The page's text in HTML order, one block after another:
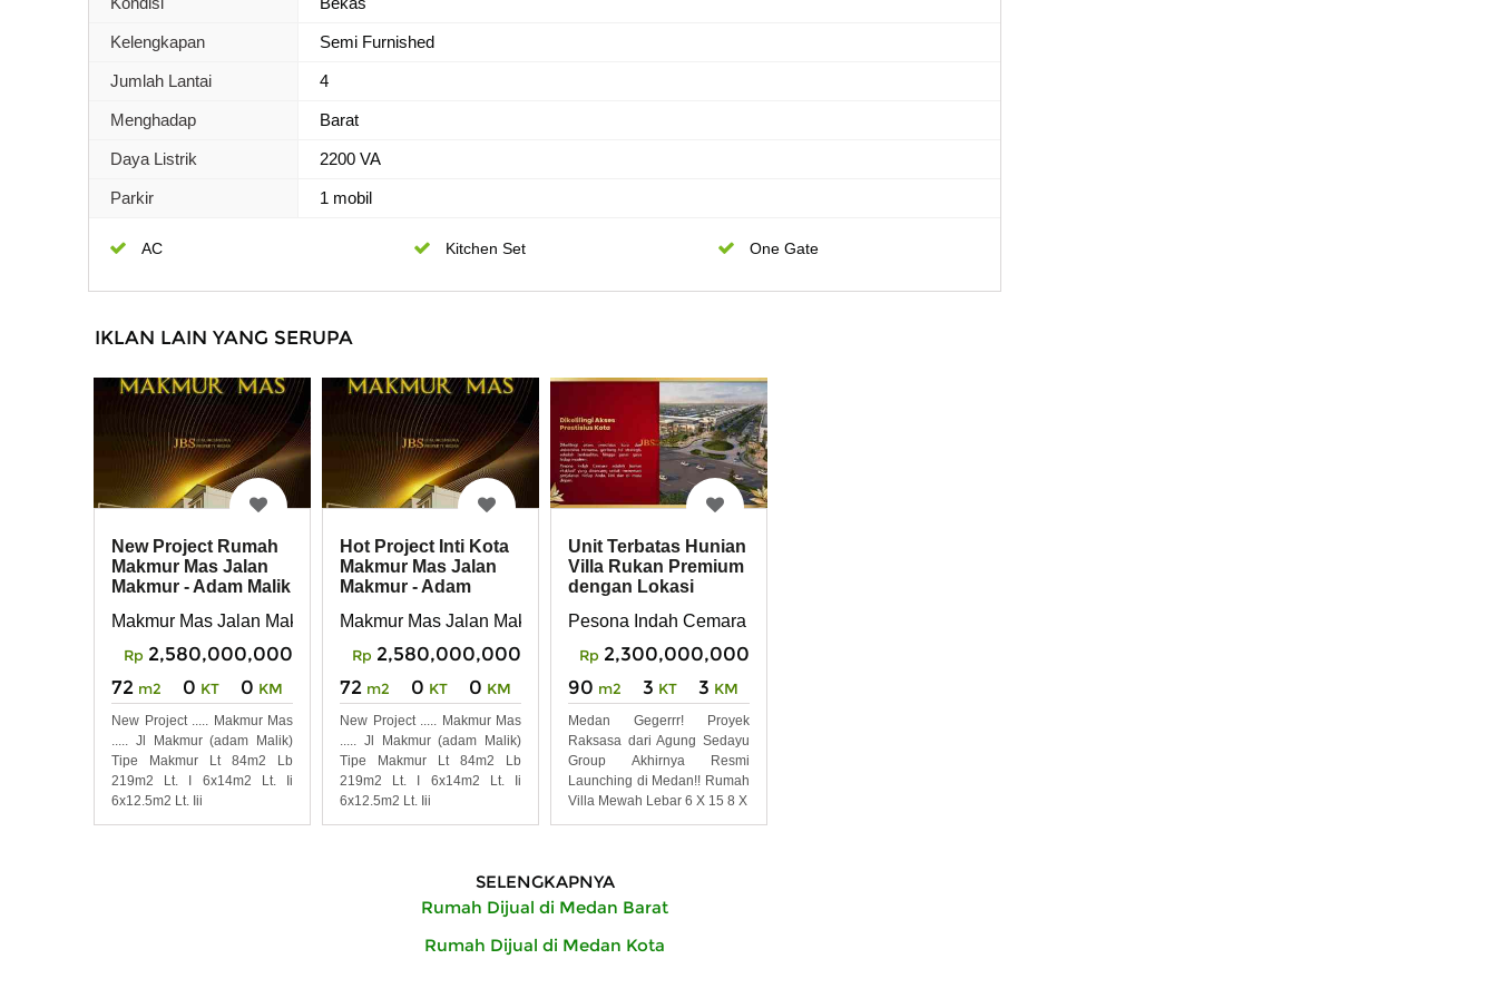
Kelengkapan Semi Furnished
Jumlah Lantai 4
Menghadap Barat
Daya Listrik 2200 VA
Parkir 1 mobil
AC Kitchen Set One Gate
IKLAN LAIN YANG SERUPA
New Project Rumah
Makmur Mas Jalan
Makmur - Adam Malik
Makmur Mas Jalan Makmur Adam Malik
Rp 2,580,000,000
72 m2 0 KT 0 KM
New Project ..... Makmur Mas
..... Jl Makmur (adam Malik)
Tipe Makmur Lt 84m2 Lb
219m2 Lt. I 6x14m2 Lt. Ii
6x12.5m2 Lt. Iii
Hot Project Inti Kota
Makmur Mas Jalan
Makmur - Adam
Makmur Mas Jalan Makmur Adam Malik
Rp 2,580,000,000
72 m2 0 KT 0 KM
New Project ..... Makmur Mas
..... Jl Makmur (adam Malik)
Tipe Makmur Lt 84m2 Lb
219m2 Lt. I 6x14m2 Lt. Ii
6x12.5m2 Lt. Iii
Unit Terbatas Hunian
Villa Rukan Premium
dengan Lokasi
Pesona Indah Cemara
Rp 2,300,000,000
90 m2 3 KT 3 KM
Medan Gegerrr! Proyek
Raksasa dari Agung Sedayu
Group Akhirnya Resmi
Launching di Medan!! Rumah
Villa Mewah Lebar 6 X 15 8 X
SELENGKAPNYA
Rumah Dijual di Medan Barat
Rumah Dijual di Medan Kota